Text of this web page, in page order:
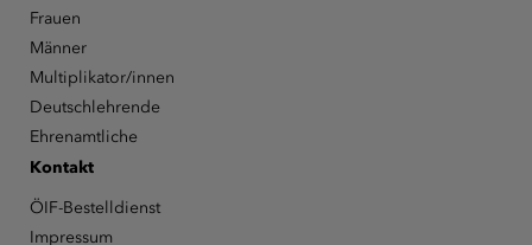
Frauen
Männer
Multiplikator/innen
Deutschlehrende
Ehrenamtliche
Kontakt
ÖIF-Bestelldienst
Impressum